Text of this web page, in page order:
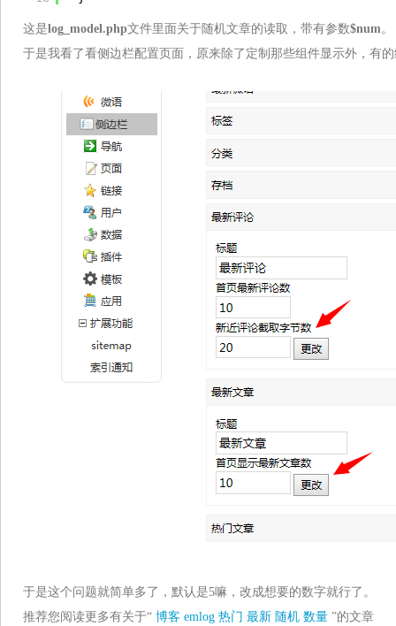
这是log_model.php文件里面关于随机文章的读取，带有参数$num。
于是我看了看侧边栏配置页面，原来除了定制那些组件显示外，有
于是这个问题就简单多了，默认是5嘛，改成想要的数字就行了。
推荐您阅读更多有关于“ 博客 emlog 热门 最新 随机 数量 ”的文章